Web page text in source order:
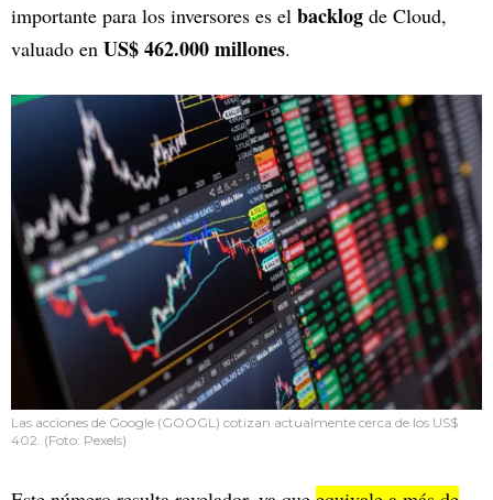
importante para los inversores es el backlog de Cloud,
valuado en US$ 462.000 millones.
Las acciones de Google (GOOGL) cotizan actualmente cerca de los US$
402. (Foto: Pexels)